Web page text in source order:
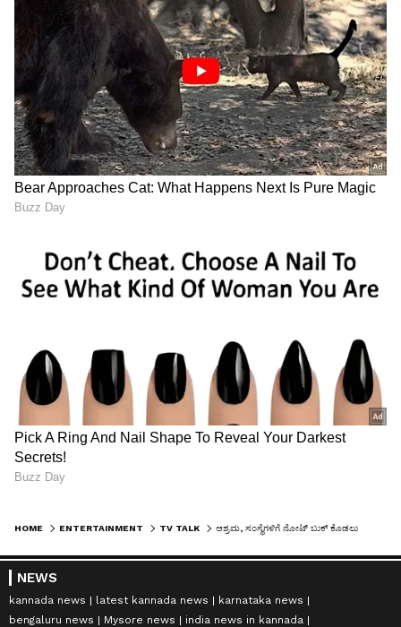
HOME ENTERTAINMENT TV TALK
NEWS
kannada news latest kannada news
karnataka news
bengaluru news
Mysore news
india news in kannada